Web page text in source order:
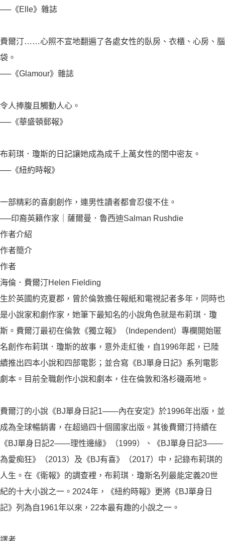
──《Elle》雜誌
費爾汀……心照不宣地翻遍了各處女性的臥房、衣櫃、心房、腦
袋。
──《Glamour》雜誌
令人捧腹且觸動人心。
──《華盛頓郵報》
布莉琪．瓊斯的日記讓她成為成千上萬女性的閨中密友。
──《紐約時報》
一部精彩的喜劇創作，連男性讀者都會忍俊不住。
──印裔英籍作家｜薩爾曼．魯西迪Salman Rushdie
作者介紹
作者簡介
作者
海倫．費爾汀Helen Fielding
生於英國約克夏郡，曾於倫敦擔任報紙和電視記者多年，同時也
是小說家和劇作家，她筆下最知名的小說角色就是布莉琪．瓊
斯。費爾汀最初在倫敦《獨立報》（Independent）專欄開始匿
名創作布莉琪．瓊斯的故事，意外走紅後，自1996年起，已陸
續推出四本小說和四部電影；並合寫《BJ單身日記》系列電影
劇本。目前全職創作小說和劇本，住在倫敦和洛杉磯兩地。
費爾汀的小說《BJ單身日記1——內在安定》於1996年出版，並
成為全球暢銷書，在超過四十個國家出版。其後費爾汀持續在
《BJ單身日記2——理性邊緣》（1999）、《BJ單身日記3——
為愛痴狂》（2013）及《BJ有喜》（2017）中，記錄布莉琪的
人生。在《衛報》的調查裡，布莉琪．瓊斯名列最能定義20世
紀的十大小說之一。2024年，《紐約時報》更將《BJ單身日
記》列為自1961年以來，22本最有趣的小說之一。